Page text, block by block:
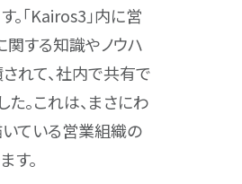
。「Kairos3」内に営
する知識やノウハ
れて、社内で共有で
た。これは、まさにわ
ている営業組織の
す。